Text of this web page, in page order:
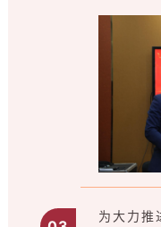
为大力推